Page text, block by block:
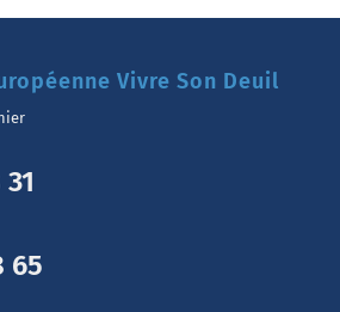
Vivre Son Deuil
65